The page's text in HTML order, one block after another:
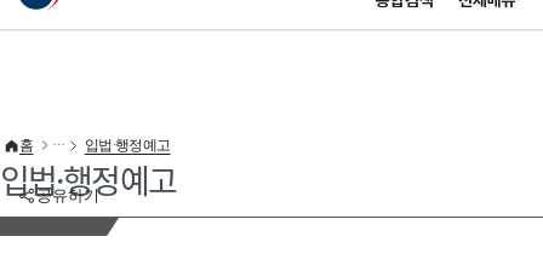
이 누리집은 대한민국 공식 전자정부 누리집입니다.
공유하기
홈 입법·행정예고
입법·행정예고